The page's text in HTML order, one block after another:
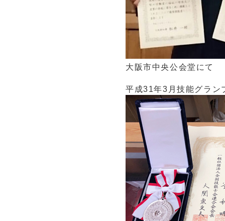
大阪市中央公会堂にて
平成31年3月技能グラン